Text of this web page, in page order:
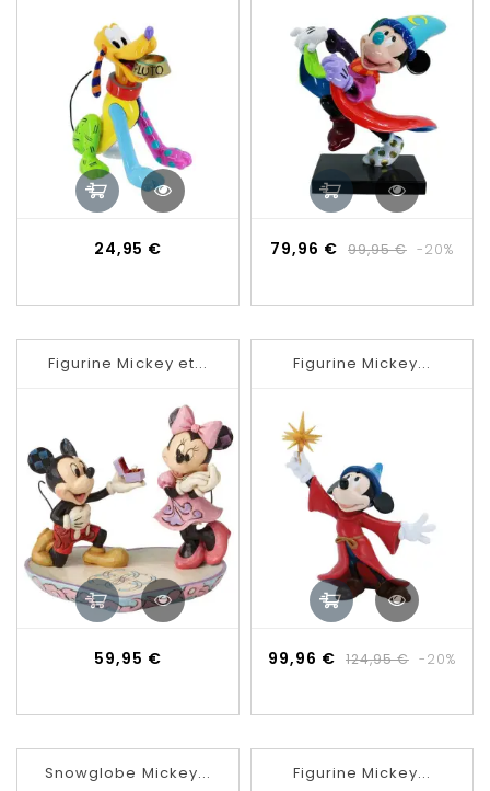
24,95 € 79,96 € Prix
base
99,95 € Prix
-20%
Figurine Mickey et...
59,95 €Prix
Figurine Mickey...
99,96 € Prix
base
124,95 € Prix
-20%
Snowglobe Mickey... Figurine Mickey...